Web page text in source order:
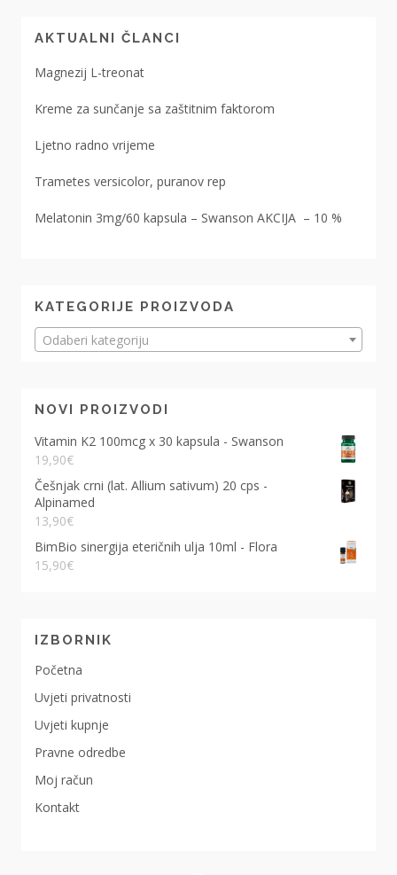
AKTUALNI ČLANCI
Magnezij L-treonat
Kreme za sunčanje sa zaštitnim faktorom
Ljetno radno vrijeme
Trametes versicolor, puranov rep
Melatonin 3mg/60 kapsula – Swanson AKCIJA – 10 %
KATEGORIJE PROIZVODA
Odaberi kategoriju
NOVI PROIZVODI
Vitamin K2 100mcg x 30 kapsula - Swanson
19,90€
Češnjak crni (lat. Allium sativum) 20 cps -
Alpinamed
13,90€
BimBio sinergija eteričnih ulja 10ml - Flora
15,90€
IZBORNIK
Početna
Uvjeti privatnosti
Uvjeti kupnje
Pravne odredbe
Moj račun
Kontakt